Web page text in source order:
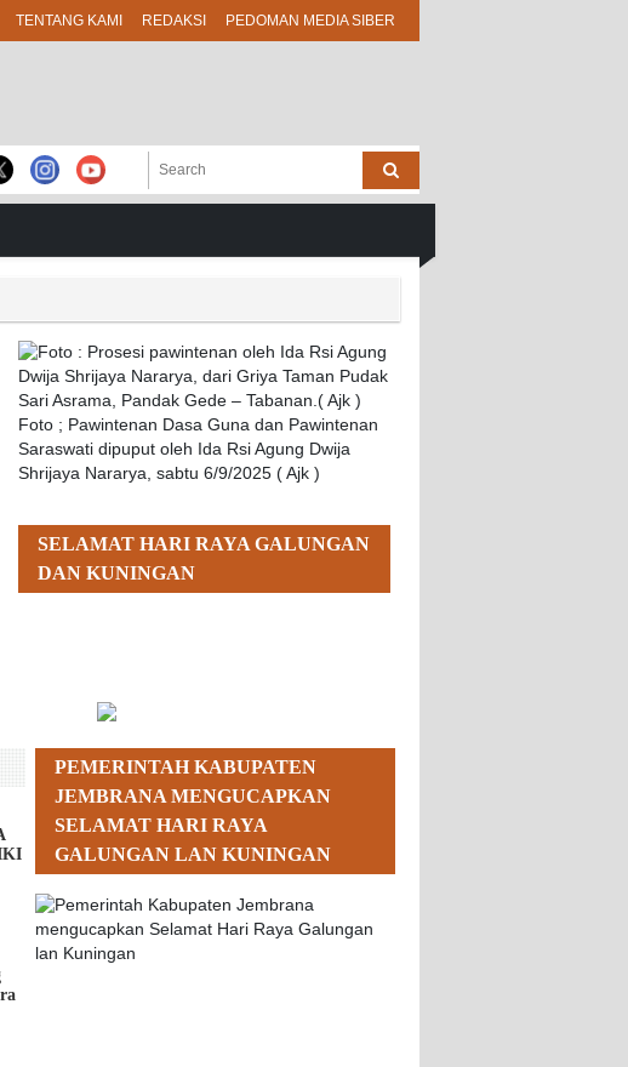
TENTANG KAMI REDAKSI PEDOMAN MEDIA SIBER
Foto ; Pawintenan Dasa Guna dan Pawintenan
Saraswati dipuput oleh Ida Rsi Agung Dwija
Shrijaya Nararya, sabtu 6/9/2025 ( Ajk )
SELAMAT HARI RAYA GALUNGAN
DAN KUNINGAN
PEMERINTAH KABUPATEN
JEMBRANA MENGUCAPKAN
SELAMAT HARI RAYA
GALUNGAN LAN KUNINGAN